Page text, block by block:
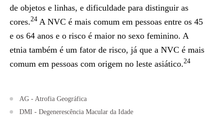
de objetos e linhas, e dificuldade para distinguir as
cores.24 A NVC é mais comum em pessoas entre os 45
e os 64 anos e o risco é maior no sexo feminino. A
etnia também é um fator de risco, já que a NVC é mais
comum em pessoas com origem no leste asiático.24
AG - Atrofia Geográfica
DMI - Degenerescência Macular da Idade